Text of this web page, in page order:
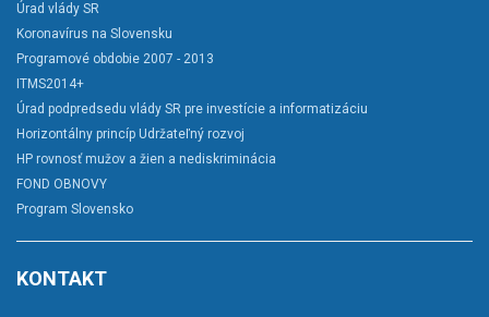
Úrad vlády SR
Koronavírus na Slovensku
Programové obdobie 2007 - 2013
ITMS2014+
Úrad podpredsedu vlády SR pre investície a informatizáciu
Horizontálny princíp Udržateľný rozvoj
HP rovnosť mužov a žien a nediskriminácia
FOND OBNOVY
Program Slovensko
KONTAKT